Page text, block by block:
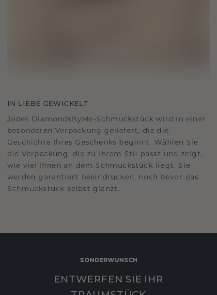
IN LIEBE GEWICKELT
Jedes DiamondsByMe-Schmuckstück wird in einer
besonderen Verpackung geliefert, die die
Geschichte Ihres Geschenks beginnt. Wählen Sie
die Verpackung, die zu Ihrem Stil passt und zeigt,
wie viel Ihnen an dem Schmuckstück liegt. Sie
werden garantiert beeindrucken, noch bevor das
Schmuckstück selbst glänzt.
SONDERWUNSCH
ENTWERFEN SIE IHR